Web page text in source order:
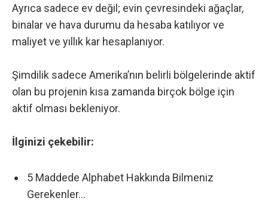
Ayrıca sadece ev değil; evin çevresindeki ağaçlar,
binalar ve hava durumu da hesaba katılıyor ve
maliyet ve yıllık kar hesaplanıyor.
Şimdilik sadece Amerika’nın belirli bölgelerinde aktif
olan bu projenin kısa zamanda birçok bölge için
aktif olması bekleniyor.
İlginizi çekebilir:
5 Maddede Alphabet Hakkında Bilmeniz
Gerekenler…